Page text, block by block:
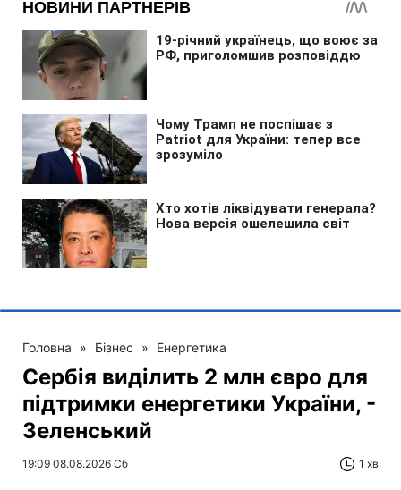
Головна » Бізнес » Енергетика
Сербія виділить 2 млн євро для
підтримки енергетики України, -
Зеленський
19:09 08.08.2026 Сб 1 хв